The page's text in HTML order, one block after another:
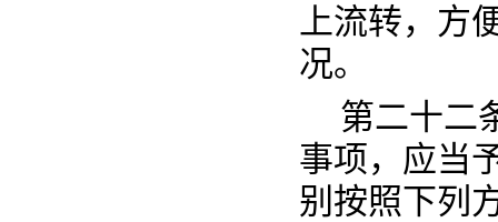
上流转，方
况。
第二十二
事项，应当
别按照下列